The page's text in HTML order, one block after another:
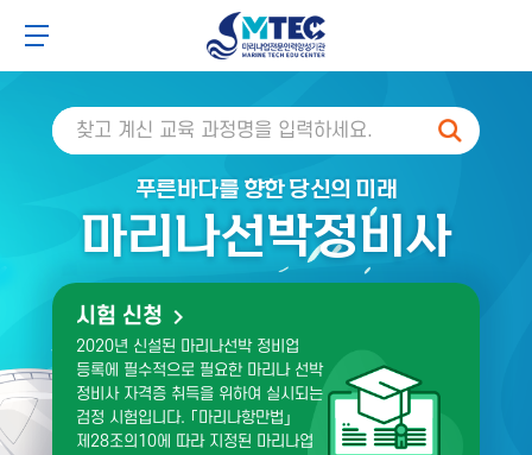
바
로
바
로
메뉴 버튼
4CSoft
검색
푸른바다를 향한 당신의 미래
마리나선박정비사
교육 신청
자격교육 과정은 선외기 정비사 과정,
선내기 정비사 과정, FRP선체 정비사
과정이 있습니다.
자격교육 과정은 신규회원과
경력회원으로 구분되며 교육수강 가능
시험 신청
2020년 신설된 마리나선박 정비업
등록에 필수적으로 필요한 마리나 선박
정비사 자격증 취득을 위하여 실시되는
검정 시험입니다. ｢마리나항만법｣
제28조의10에 따라 지정된 마리나업